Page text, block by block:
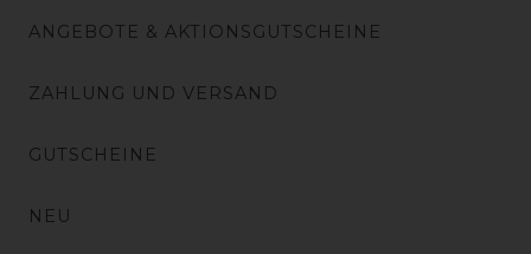
ANGEBOTE & AKTIONSGUTSCHEINE
ZAHLUNG UND VERSAND
GUTSCHEINE
NEU